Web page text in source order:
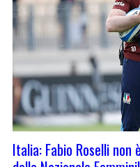
Italia: Fabio Roselli non